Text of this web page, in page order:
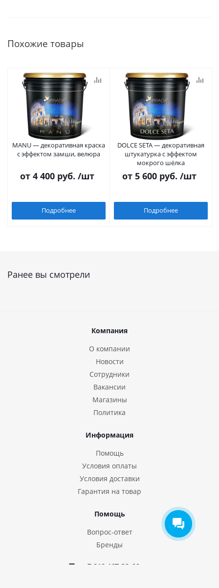
Похожие товары
MANU — декоративная краска
с эффектом замши, велюра
от 4 400 руб. /шт
Подробнее
DOLCE SETA — декоративная
штукатурка с эффектом
мокрого шёлка
от 5 600 руб. /шт
Подробнее
Ранее вы смотрели
Компания
О компании
Новости
Сотрудники
Вакансии
Магазины
Политика
Информация
Помощь
Условия оплаты
Условия доставки
Гарантия на товар
Помощь
Вопрос-ответ
Бренды
+7 812 467-32-66